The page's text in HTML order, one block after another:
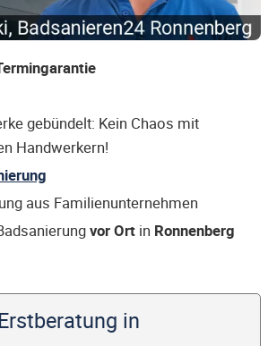
gebündelt: Kein Chaos mit
Handwerkern!
aus Familienunternehmen
vor Ort in Ronnenberg
in